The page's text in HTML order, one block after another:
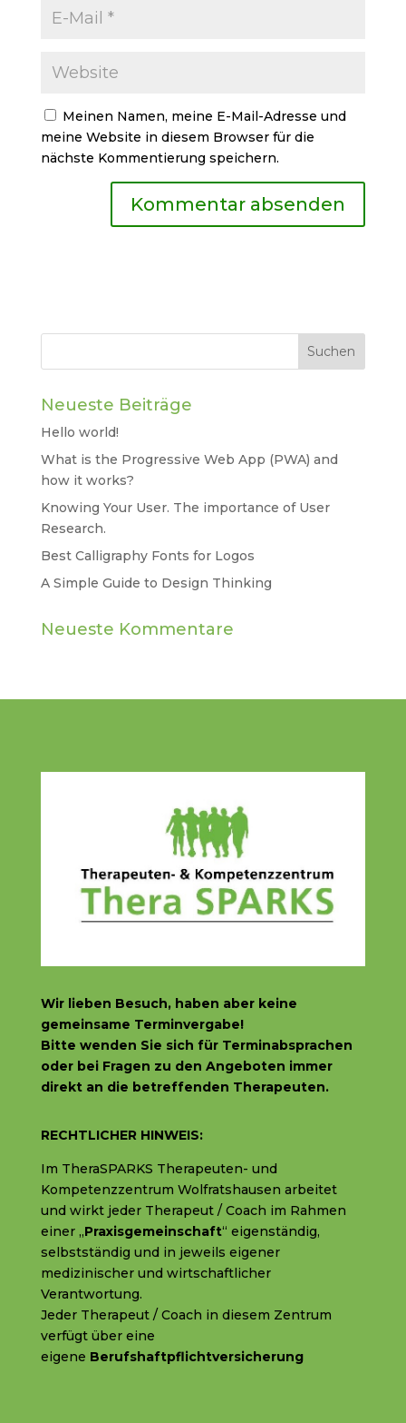
Meinen Namen, meine E-Mail-Adresse und
meine Website in diesem Browser für die
nächste Kommentierung speichern.
Neueste Beiträge
Hello world!
What is the Progressive Web App (PWA) and
how it works?
Knowing Your User. The importance of User
Research.
Best Calligraphy Fonts for Logos
A Simple Guide to Design Thinking
Neueste Kommentare
Wir lieben Besuch, haben aberkeine
gemeinsame Terminvergabe!
Bitte wenden Sie sich für Terminabsprachen
oder bei Fragen zu den Angeboten immer
direkt an die betreffenden Therapeuten.
RECHTLICHER HINWEIS:
Im TheraSPARKS Therapeuten- und
Kompetenzzentrum Wolfratshausen arbeitet
und wirkt jeder Therapeut / Coach im Rahmen
einer „Praxisgemeinschaft“ eigenständig,
selbstständig und in jeweils eigener
medizinischer und wirtschaftlicher
Verantwortung.
Jeder Therapeut / Coach in diesem Zentrum
verfügt über eine
eigene Berufshaftpflichtversicherung